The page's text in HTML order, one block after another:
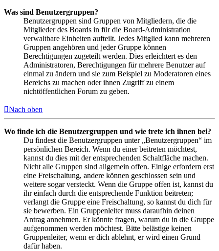
Was sind Benutzergruppen?
Benutzergruppen sind Gruppen von Mitgliedern, die die
Mitglieder des Boards in für die Board-Administration
verwaltbare Einheiten aufteilt. Jedes Mitglied kann mehreren
Gruppen angehören und jeder Gruppe können
Berechtigungen zugeteilt werden. Dies erleichtert es den
Administratoren, Berechtigungen für mehrere Benutzer auf
einmal zu ändern und sie zum Beispiel zu Moderatoren eines
Bereichs zu machen oder ihnen Zugriff zu einem
nichtöffentlichen Forum zu geben.
Nach oben
Wo finde ich die Benutzergruppen und wie trete ich ihnen bei?
Du findest die Benutzergruppen unter „Benutzergruppen“ im
persönlichen Bereich. Wenn du einer beitreten möchtest,
kannst du dies mit der entsprechenden Schaltfläche machen.
Nicht alle Gruppen sind allgemein offen. Einige erfordern erst
eine Freischaltung, andere können geschlossen sein und
weitere sogar versteckt. Wenn die Gruppe offen ist, kannst du
ihr einfach durch die entsprechende Funktion beitreten;
verlangt die Gruppe eine Freischaltung, so kannst du dich für
sie bewerben. Ein Gruppenleiter muss daraufhin deinen
Antrag annehmen. Er könnte fragen, warum du in die Gruppe
aufgenommen werden möchtest. Bitte belästige keinen
Gruppenleiter, wenn er dich ablehnt, er wird einen Grund
dafür haben.